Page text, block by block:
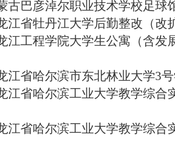
古巴彦淖尔职业技术学校足球
江省牡丹江大学后勤整改（改
江工程学院大学生公寓（含发
江省哈尔滨市东北林业大学3
江省哈尔滨工业大学教学综合
江省哈尔滨工业大学教学综合